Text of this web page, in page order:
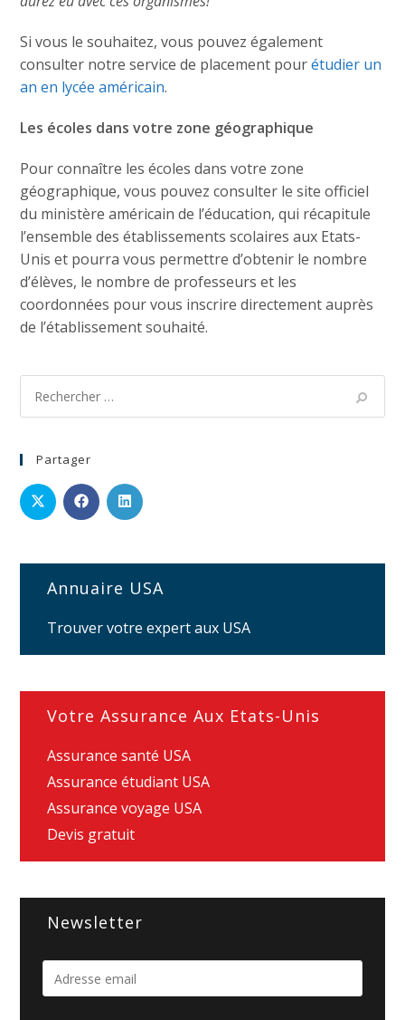
Si vous le souhaitez, vous pouvez également
consulter notre service de placement pourétudier un
an en lycée américain.
Les écoles dans votre zone géographique
Pour connaître les écoles dans votre zone
géographique, vous pouvez consulter le site officiel
du ministère américain de l’éducation, qui récapitule
l’ensemble des établissements scolaires aux Etats-
Unis et pourra vous permettre d’obtenir le nombre
d’élèves, le nombre de professeurs et les
coordonnées pour vous inscrire directement auprès
de l’établissement souhaité.
Partager
Annuaire USA
Trouver votre expert aux USA
Votre Assurance Aux Etats-Unis
Assurance santé USA
Assurance étudiant USA
Assurance voyage USA
Devis gratuit
Newsletter